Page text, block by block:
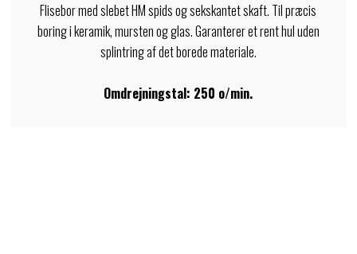
Flisebor med slebet HM spids og sekskantet skaft. Til præcis
boring i keramik, mursten og glas. Garanterer et rent hul uden
splintring af det borede materiale.
Omdrejningstal: 250 o/min.